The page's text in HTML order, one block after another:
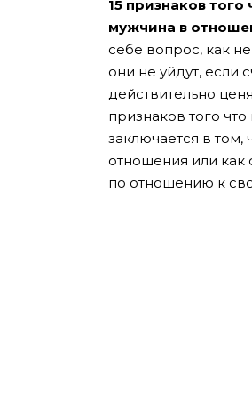
15 признаков
мужчина в
себе вопрос, как
они не уйдут, если
действительно
признаков того
заключается в
отношения или как
по отношению к